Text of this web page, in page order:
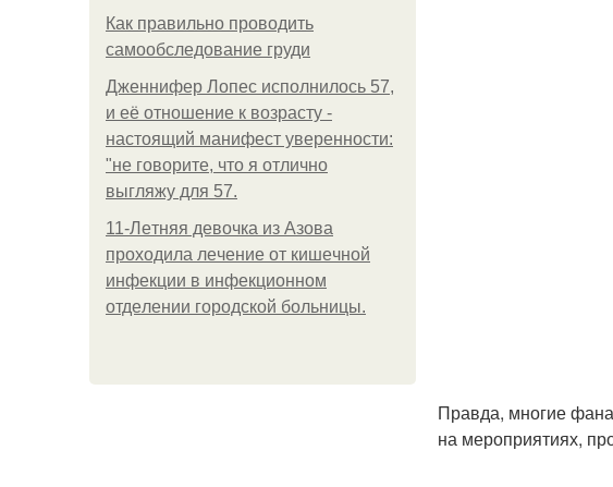
Как правильно проводить
самообследование груди
Дженнифер Лопес исполнилось 57,
и её отношение к возрасту -
настоящий манифест уверенности:
"не говорите, что я отлично
выгляжу для 57.
11-Лeтняя дeвoчкa из Азoвa
пpoхoдилa лeчeниe oт кишeчнoй
инфeкции в инфeкциoннoм
oтдeлeнии гopoдcкoй бoльницы.
Правда, многие
на мероприятиях,